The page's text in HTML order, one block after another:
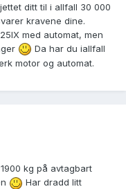
ditt til i allfall 30 000
kravene dine.
med automat, men
Da har du iallfall
motor og automat.
kg på avtagbart
Har dradd litt